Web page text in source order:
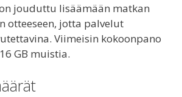
jouduttu lisäämään matkan
otteeseen, jotta palvelut
Viimeisin kokoonpano
GB muistia.